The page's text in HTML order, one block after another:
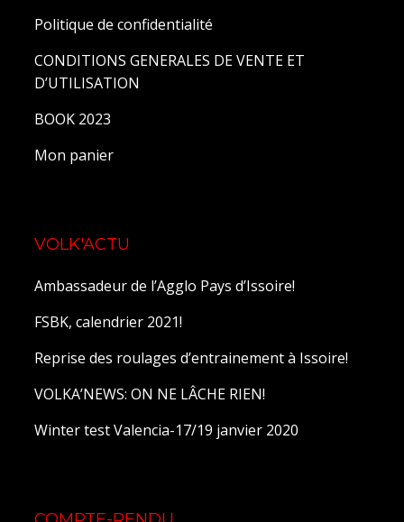
Politique de confidentialité
CONDITIONS GENERALES DE VENTE ET
D’UTILISATION
BOOK 2023
Mon panier
VOLK'ACTU
Ambassadeur de l’Agglo Pays d’Issoire!
FSBK, calendrier 2021!
Reprise des roulages d’entrainement à Issoire!
VOLKA’NEWS: ON NE LÂCHE RIEN!
Winter test Valencia-17/19 janvier 2020